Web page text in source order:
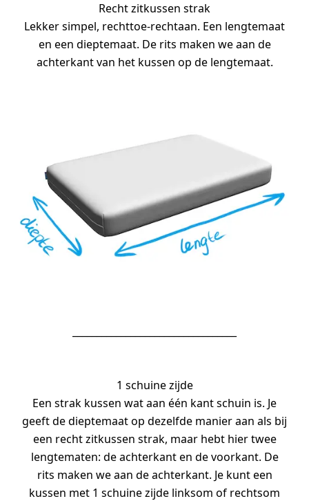
Recht zitkussen strak
Lekker simpel, rechttoe-rechtaan. Een lengtemaat
en een dieptemaat. De rits maken we aan de
achterkant van het kussen op de lengtemaat.
1 schuine zijde
Een strak kussen wat aan één kant schuin is. Je
geeft de dieptemaat op dezelfde manier aan als bij
een recht zitkussen strak, maar hebt hier twee
lengtematen: de achterkant en de voorkant. De
rits maken we aan de achterkant. Je kunt een
kussen met 1 schuine zijde linksom of rechtsom